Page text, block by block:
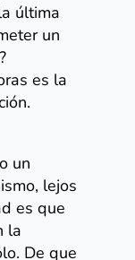
última
un
es la
un
lejos
es que
la
De que